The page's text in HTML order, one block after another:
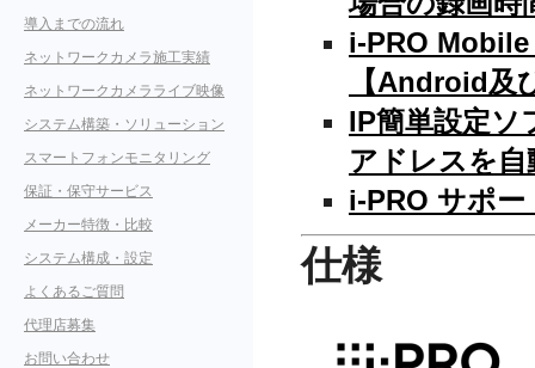
導入までの流れ
ネットワークカメラ施工実績
ネットワークカメラライブ映像
システム構築・ソリューション
スマートフォンモニタリング
保証・保守サービス
メーカー特徴・比較
システム構成・設定
よくあるご質問
代理店募集
お問い合わせ
i-PRO
【Android及
IP簡単設定ソ
アドレスを自
i-PRO サポー
仕様